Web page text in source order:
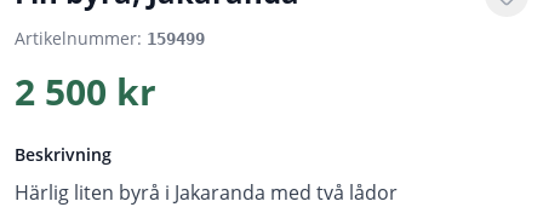
Artikelnummer: 159499
2 500 kr
Beskrivning
Härlig liten byrå i Jakaranda med två lådor